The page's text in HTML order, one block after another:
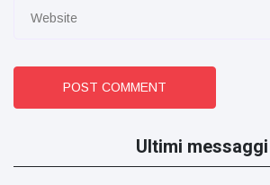
POST COMMENT
Ultimi messaggi